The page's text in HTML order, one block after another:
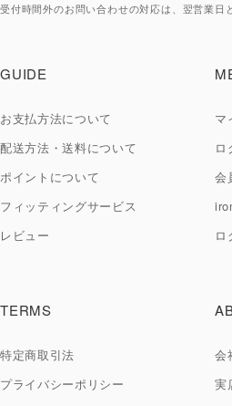
受付時間外のお問い合わせの対応は、翌営業日
GUIDE
お支払方法について
配送方法・送料について
ポイントについて
フィッティングサービス
レビュー
マ
ロ
会
ロ
TERMS
特定商取引法
プライバシーポリシー
会
実